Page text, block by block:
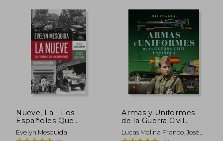
NT$ 1,414 NT$
Nueve, La - Los
Españoles Que
Liberaron Paris (in
Spanish)
Evelyn Mesquida
Armas y Uniformes
de la Guerra Civil
Española (in Spanish)
Lucas Molina Franco,José